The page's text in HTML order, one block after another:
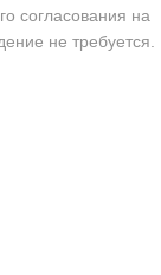
согласования на
не требуется.